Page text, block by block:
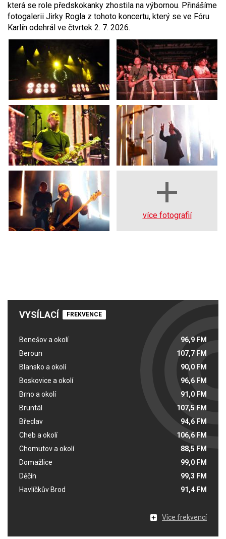
která se role předskokanky zhostila na výbornou. Přinášíme
fotogalerii Jirky Rogla z tohoto koncertu, který se ve Fóru
Karlín odehrál ve čtvrtek 2. 7. 2026.
více fotografií
VYSÍLACÍ FREKVENCE
Benešov a okolí
96,9 FM
Beroun
107,7 FM
Blansko a okolí
90,0 FM
Boskovice a okolí
96,6 FM
Brno a okolí
91,0 FM
Bruntál
107,5 FM
Břeclav
94,6 FM
Cheb a okolí
106,6 FM
Chomutov a okolí
88,5 FM
Domažlice
99,0 FM
Děčín
99,3 FM
Havlíčkův Brod
91,4 FM
Více frekvencí